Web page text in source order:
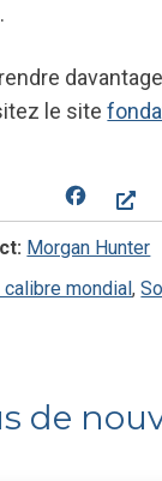
davantage
le site
Morgan Hunter
calibre mondial,
de